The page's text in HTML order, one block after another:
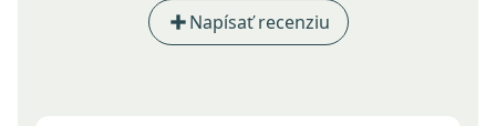
Napísať recenziu